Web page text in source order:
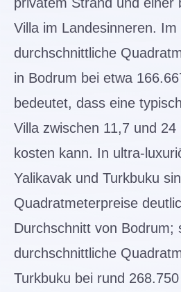
privatem Strand und einer
Villa im Landesinneren.
durchschnittliche
in Bodrum bei etwa
bedeutet, dass eine
Villa zwischen 11,7 und 24
kosten kann. In ultra-
Yalikavak und Turkbuku
Quadratmeterpreise
Durchschnitt von Bodrum;
durchschnittliche
Turkbuku bei rund